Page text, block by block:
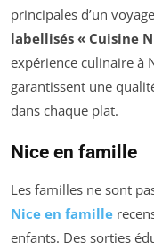
principales d’un
labellisés « Cuisine
expérience culinaire à
garantissent une
dans chaque plat.
Nice en famille
Les familles ne sont
Nice en famille
enfants. Des sorties